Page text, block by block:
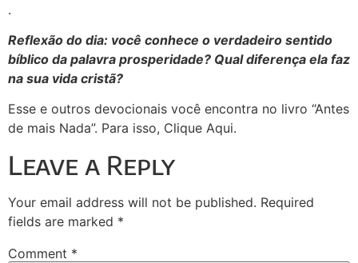
.
Reflexão do dia: você conhece o verdadeiro sentido
bíblico da palavra prosperidade? Qual diferença ela faz
na sua vida cristã?
Esse e outros devocionais você encontra no livro “Antes
de mais Nada”. Para isso, Clique Aqui.
Leave a Reply
Your email address will not be published. Required
fields are marked *
Comment *